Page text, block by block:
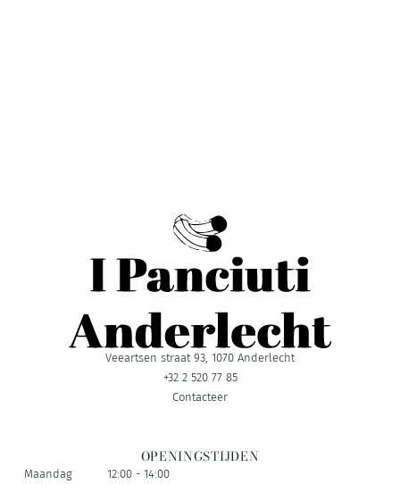
Veeartsen straat 93, 1070 Anderlecht
+32 2 520 77 85
Contacteer
OPENINGSTIJDEN
Maandag 12:00 - 14:00